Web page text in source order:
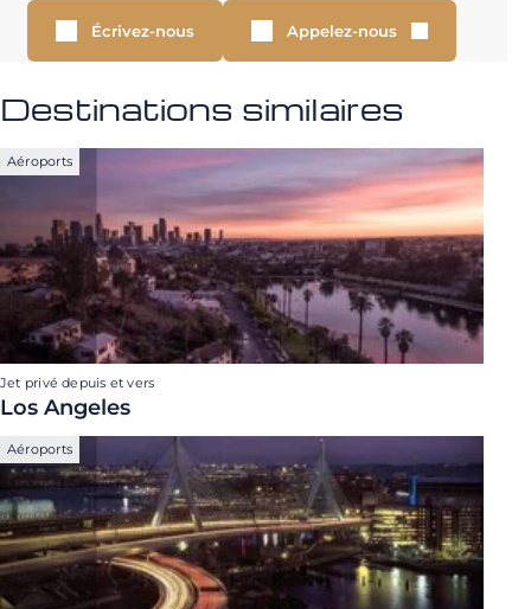
Écrivez-nous Appelez-nous
Destinations similaires
Aéroports
Jet privé depuis et vers
Los Angeles
Aéroports